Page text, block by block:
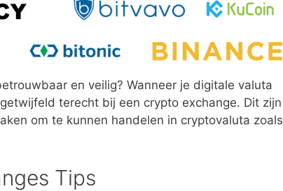
en veilig? Wanneer je digitale valuta
terecht bij een crypto exchange. Dit zijn
om te kunnen handelen in cryptovaluta zoals
Tips